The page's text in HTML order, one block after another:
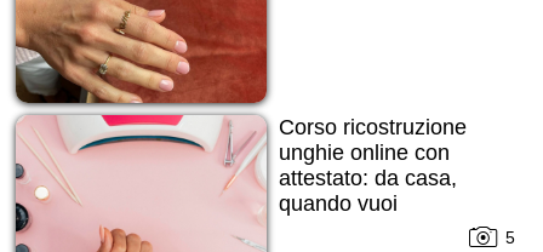
Corso ricostruzione
unghie online con
attestato: da casa,
quando vuoi
5